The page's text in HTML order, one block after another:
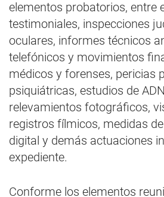
elementos probatorios, entre
testimoniales, inspecciones
oculares, informes técnicos
telefónicos y movimientos
médicos y forenses, pericias
psiquiátricas, estudios de
relevamientos fotográficos,
registros fílmicos, medidas
digital y demás actuaciones
expediente.
Conforme los elementos